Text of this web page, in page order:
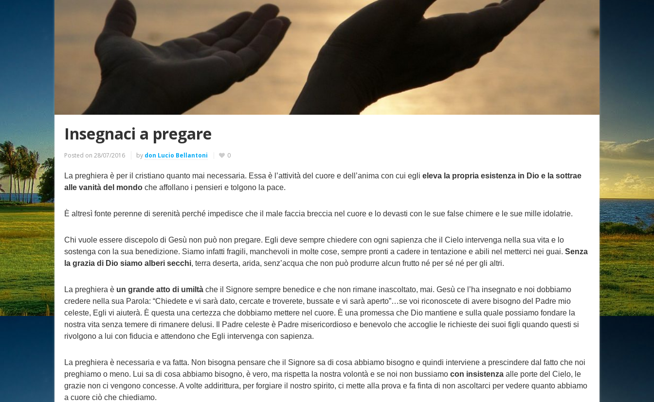
Insegnaci a pregare
Posted on 28/07/2016 by don Lucio Bellantoni 0
La preghiera è per il cristiano quanto mai necessaria. Essa è l’attività del cuore e dell’anima con cui egli eleva la propria esistenza in Dio e la sottrae
alle vanità del mondo che affollano i pensieri e tolgono la pace.
È altresì fonte perenne di serenità perché impedisce che il male faccia breccia nel cuore e lo devasti con le sue false chimere e le sue mille idolatrie.
Chi vuole essere discepolo di Gesù non può non pregare. Egli deve sempre chiedere con ogni sapienza che il Cielo intervenga nella sua vita e lo
sostenga con la sua benedizione. Siamo infatti fragili, manchevoli in molte cose, sempre pronti a cadere in tentazione e abili nel metterci nei guai. Senza
la grazia di Dio siamo alberi secchi, terra deserta, arida, senz’acqua che non può produrre alcun frutto né per sé né per gli altri.
La preghiera è un grande atto di umiltà che il Signore sempre benedice e che non rimane inascoltato, mai. Gesù ce l’ha insegnato e noi dobbiamo
credere nella sua Parola: “Chiedete e vi sarà dato, cercate e troverete, bussate e vi sarà aperto”…se voi riconoscete di avere bisogno del Padre mio
celeste, Egli vi aiuterà. È questa una certezza che dobbiamo mettere nel cuore. È una promessa che Dio mantiene e sulla quale possiamo fondare la
nostra vita senza temere di rimanere delusi. Il Padre celeste è Padre misericordioso e benevolo che accoglie le richieste dei suoi figli quando questi si
rivolgono a lui con fiducia e attendono che Egli intervenga con sapienza.
La preghiera è necessaria e va fatta. Non bisogna pensare che il Signore sa di cosa abbiamo bisogno e quindi interviene a prescindere dal fatto che noi
preghiamo o meno. Lui sa di cosa abbiamo bisogno, è vero, ma rispetta la nostra volontà e se noi non bussiamo con insistenza alle porte del Cielo, le
grazie non ci vengono concesse. A volte addirittura, per forgiare il nostro spirito, ci mette alla prova e fa finta di non ascoltarci per vedere quanto abbiamo
a cuore ciò che chiediamo.